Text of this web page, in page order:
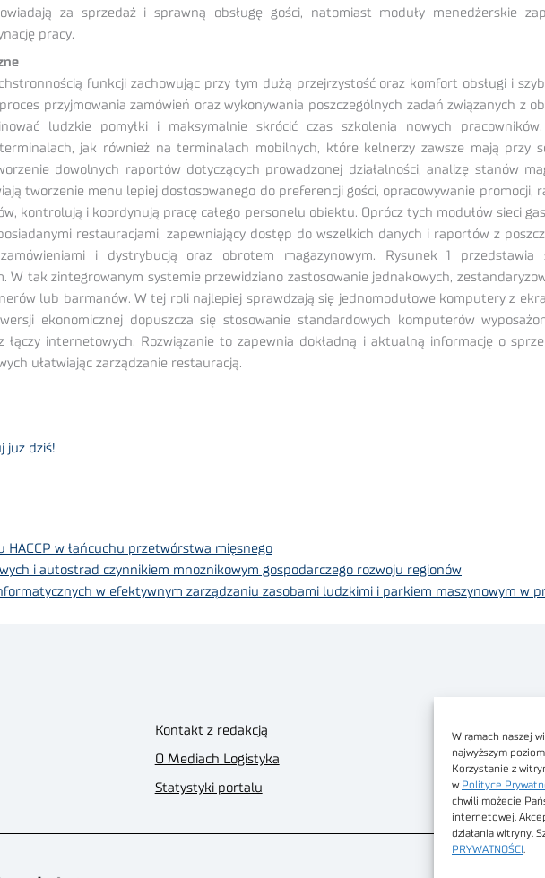
W ramach naszej
najwyższym
Korzystanie z
w Polityce
chwili możecie
internetowej.
działania witryny.
PRYWATNOŚCI
za sprzedaż i sprawną obsługę gości, natomiast moduły menedżerskie
pracy.
funkcji zachowując przy tym dużą przejrzystość oraz komfort obsługi i
przyjmowania zamówień oraz wykonywania poszczególnych zadań związanych z
ludzkie pomyłki i maksymalnie skrócić czas szkolenia nowych
jak również na terminalach mobilnych, które kelnerzy zawsze mają przy
dowolnych raportów dotyczących prowadzonej działalności, analizę stanów
tworzenie menu lepiej dostosowanego do preferencji gości, opracowywanie promocji,
kontrolują i koordynują pracę całego personelu obiektu. Oprócz tych modułów sieci
restauracjami, zapewniający dostęp do wszelkich danych i raportów z
i dystrybucją oraz obrotem magazynowym. Rysunek 1 przedstawia
W tak zintegrowanym systemie przewidziano zastosowanie jednakowych,
lub barmanów. W tej roli najlepiej sprawdzają się jednomodułowe komputery z
ekonomicznej dopuszcza się stosowanie standardowych komputerów
łączy internetowych. Rozwiązanie to zapewnia dokładną i aktualną informację o
ułatwiając zarządzanie restauracją.
już dziś!
HACCP w łańcuchu przetwórstwa mięsnego
i autostrad czynnikiem mnożnikowym gospodarczego rozwoju regionów
w efektywnym zarządzaniu zasobami ludzkimi i parkiem maszynowym w
Kontakt z redakcją
O Mediach Logistyka
Statystyki portalu